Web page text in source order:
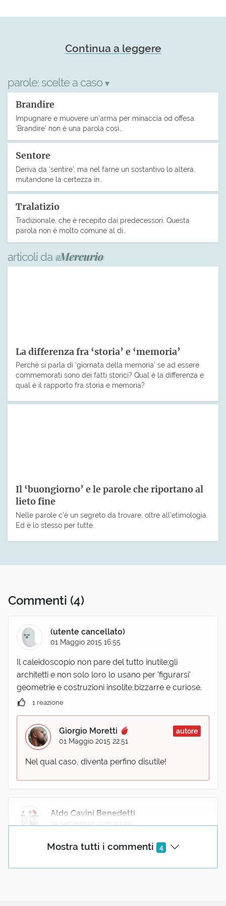
Continua a leggere
parole: scelte a caso ▾
Brandire
Impugnare e muovere un’arma per minaccia od offesa.
‘Brandire’ non è una parola così…
Sentore
Deriva da ‘sentire’, ma nel farne un sostantivo lo altera,
mutandone la certezza in…
Tralatizio
Tradizionale, che è recepito dai predecessori. Questa
parola non è molto comune al di…
articoli da
La differenza fra ‘storia’ e ‘memoria’
Perché si parla di ‘giornata della memoria’ se ad essere
commemorati sono dei fatti storici? Qual è la differenza e
qual è il rapporto fra storia e memoria?
Il ‘buongiorno’ e le parole che riportano al
lieto fine
Nelle parole c’è un segreto da trovare, oltre all’etimologia.
Ed è lo stesso per tutte.
Commenti (4)
Mostra tutti i commenti 4
(utente cancellato)
01 Maggio 2015 16:55
Il caleidoscopio non pare del tutto inutile;gli
architetti e non solo loro lo usano per 'figurarsi'
geometrie e costruzioni insolite,bizzarre e curiose.
1 reazione
Giorgio Moretti
autore
01 Maggio 2015 22:51
Nel qual caso, diventa perfino disutile!
Aldo Cavini Benedetti
19 Settembre 2015 07:59
"Possiamo intendere che fosse uno stimolante